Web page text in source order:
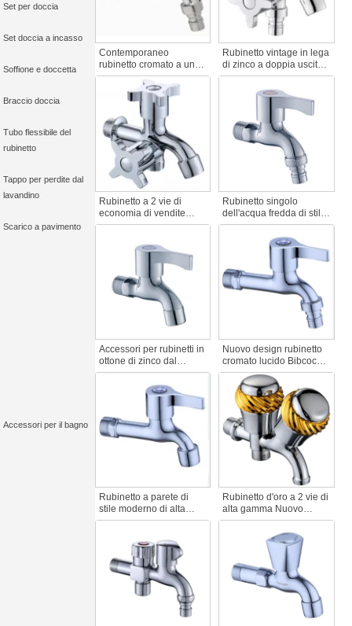
Set per doccia
Set doccia a incasso
Soffione e doccetta
Braccio doccia
Tubo flessibile del
rubinetto
Tappo per perdite dal
lavandino
Scarico a pavimento
Accessori per il bagno
Contemporaneo
rubinetto cromato a una
maniglia Design
moderno Rubinetto da
cucina e rubinetto per
tubo flessibile per luoghi
pubblici Rubinetto a
parete per l'acqua
Rubinetto vintage in lega
di zinco a doppia uscita
a 2 vie per luoghi
pubblici e lavatrici t
Accessori per rubinetti
Rubinetto a 2 vie di
economia di vendite
dirette in fabbrica per la
a doppia uscita in lega di
esteso per piscina Mop
Rubinetto singolo
dell'acqua fredda di stile
moderno Rubinetto a
parete ad apertura
rapida Rubinetto
dell'acqua a risparmio
del corpo in zinco con
tubicino per i bagni degli
Accessori per rubinetti in
ottone di zinco dal
design moderno
Rubinetto a parete per
acqua fredda di alta
qualità per hotel e
balconi
Nuovo design rubinetto
cromato lucido Bibcock
rubinetto a parete ad
apertura rapida per uso
alberghiero corpo lungo
zinco risparmio acqua
rubinetto accessori
Rubinetto a parete di
stile moderno di alta
qualità Rubinetto con
alberghi e giardini Corpo
lungo Accessori per
rubinetti in plastica
Rubinetto d'oro a 2 vie di
alta gamma Nuovo
rubinetto per la casa e il
giardino con doppia
maniglia in zinco
cromato per rubinetti
della lavatrice